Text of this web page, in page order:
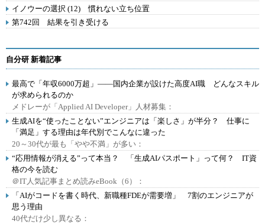
イノウーの選択 (12) 慣れない立ち位置
第742回 結果を引き受ける
自分研 新着記事
最高で「年収6000万超」――国内企業が設けた高度AI職 どんなスキル
が求められるのか
メドレーが「Applied AI Developer」人材募集：
生成AIを“使ったことない”エンジニアは「楽しさ」が半分？ 仕事に
「満足」する理由は年代別でこんなに違った
20～30代が最も「やや不満」が多い：
“応用情報が消える”って本当？ 「生成AIパスポート」って何？ IT資
格の今を読む
＠IT人気記事まとめ読みeBook（6）：
「AIがコードを書く時代、新職種FDEが需要増」 7割のエンジニアが
思う理由
40代だけ少し異なる：